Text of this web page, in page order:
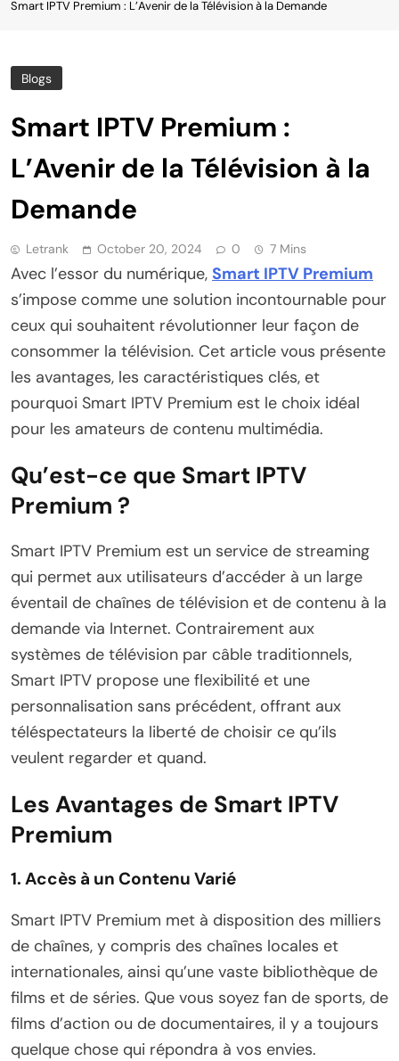
Smart IPTV Premium : L’Avenir de la Télévision à la Demande
Blogs
Smart IPTV Premium :
L’Avenir de la Télévision à la
Demande
Letrank October 20, 2024 0 7 Mins
Avec l’essor du numérique, Smart IPTV Premium
s’impose comme une solution incontournable pour
ceux qui souhaitent révolutionner leur façon de
consommer la télévision. Cet article vous présente
les avantages, les caractéristiques clés, et
pourquoi Smart IPTV Premium est le choix idéal
pour les amateurs de contenu multimédia.
Qu’est-ce que Smart IPTV
Premium ?
Smart IPTV Premium est un service de streaming
qui permet aux utilisateurs d’accéder à un large
éventail de chaînes de télévision et de contenu à la
demande via Internet. Contrairement aux
systèmes de télévision par câble traditionnels,
Smart IPTV propose une flexibilité et une
personnalisation sans précédent, offrant aux
téléspectateurs la liberté de choisir ce qu’ils
veulent regarder et quand.
Les Avantages de Smart IPTV
Premium
1. Accès à un Contenu Varié
Smart IPTV Premium met à disposition des milliers
de chaînes, y compris des chaînes locales et
internationales, ainsi qu’une vaste bibliothèque de
films et de séries. Que vous soyez fan de sports, de
films d’action ou de documentaires, il y a toujours
quelque chose qui répondra à vos envies.